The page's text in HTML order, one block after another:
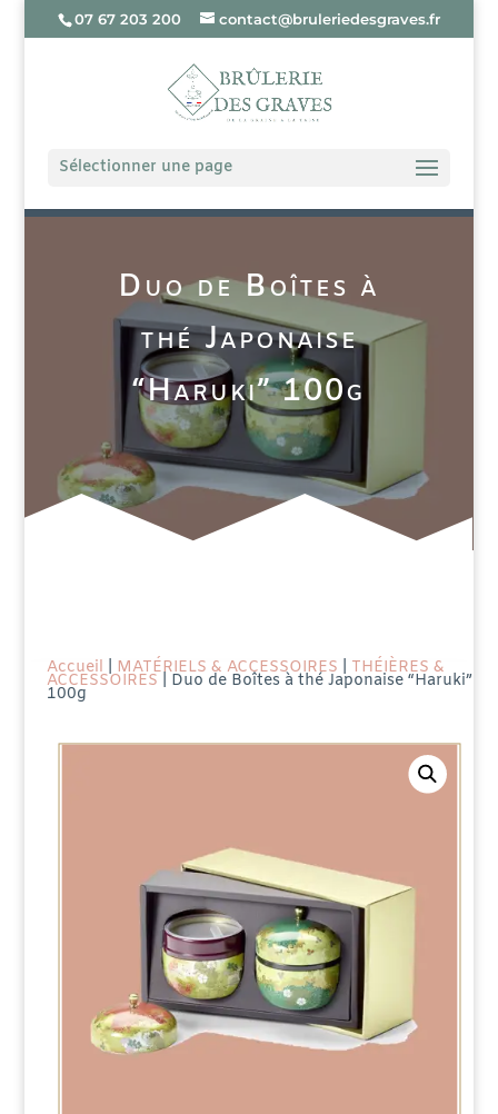
07 67 203 200 contact@bruleriedesgraves.fr
Sélectionner une page
Duo de Boîtes à
thé Japonaise
“Haruki” 100g
Accueil MATÉRIELS & ACCESSOIRES THÉIÈRES &
ACCESSOIRES | Duo de Boîtes à thé Japonaise “Haruki”
100g